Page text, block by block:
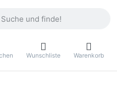
Wunschliste Warenkorb